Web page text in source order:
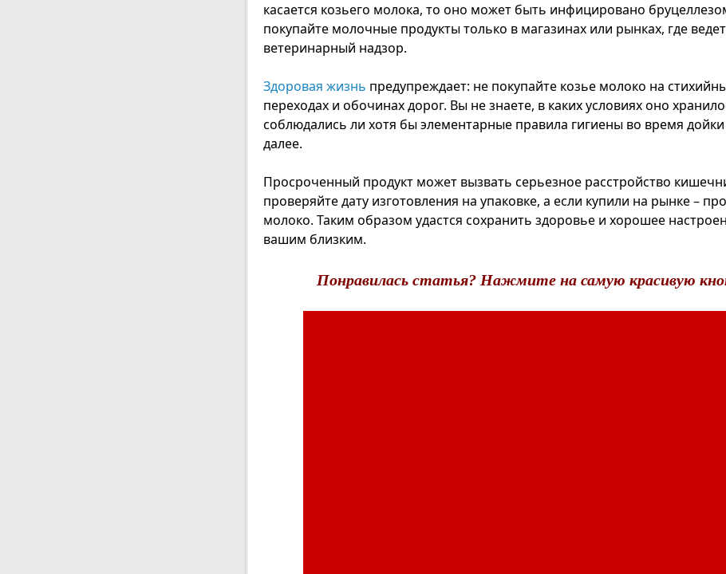
касается козьего молока, то оно может быть инфицировано
покупайте молочные продукты только в магазинах или рынках, где
ветеринарный надзор.
Здоровая жизнь предупреждает: не покупайте козье молоко на
переходах и обочинах дорог. Вы не знаете, в каких условиях оно
соблюдались ли хотя бы элементарные правила гигиены во время дойки
далее.
Просроченный продукт может вызвать серьезное расстройство
проверяйте дату изготовления на упаковке, а если купили на рынке –
молоко. Таким образом удастся сохранить здоровье и хорошее
вашим близким.
Понравилась статья? Нажмите на самую красивую